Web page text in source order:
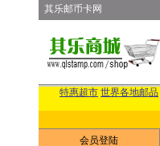
其乐邮币卡网
特惠超市 世界各地邮品
会员登陆